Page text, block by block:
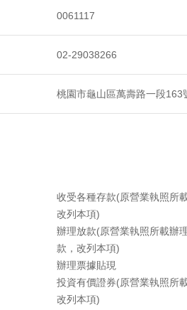
0061117
02-29038266
桃園市龜山區萬壽路一段163
收受各種存款(原營業執照所
改列本項)
辦理放款(原營業執照所載辦
款，改列本項)
辦理票據貼現
投資有價證券(原營業執照所
改列本項)